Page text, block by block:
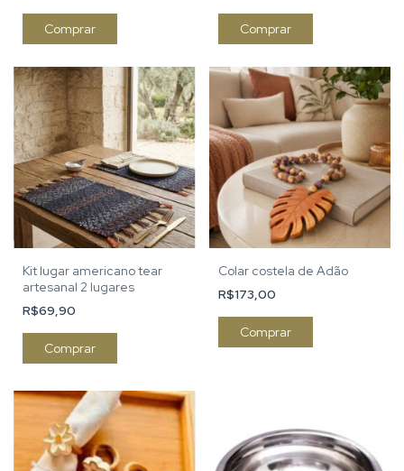
Comprar Comprar
Kit lugar americano tear
artesanal 2 lugares
R$69,90
Colar costela de Adão
R$173,00